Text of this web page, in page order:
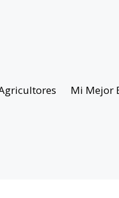
Mi Mejor